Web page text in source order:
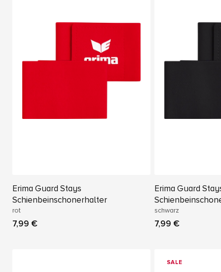
Erima Guard Stays
Schienbeinschonerhalter
rot
7,99 €
Erima Guard
schwarz
7,99 €
SALE